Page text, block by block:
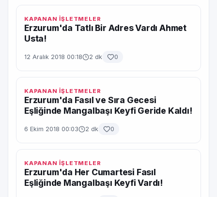
KAPANAN İŞLETMELER
Erzurum'da Tatlı Bir Adres Vardı Ahmet
Usta!
12 Aralık 2018 00:18 2 dk 0
KAPANAN İŞLETMELER
Erzurum'da Fasıl ve Sıra Gecesi
Eşliğinde Mangalbaşı Keyfi Geride Kaldı!
6 Ekim 2018 00:03 2 dk 0
KAPANAN İŞLETMELER
Erzurum'da Her Cumartesi Fasıl
Eşliğinde Mangalbaşı Keyfi Vardı!